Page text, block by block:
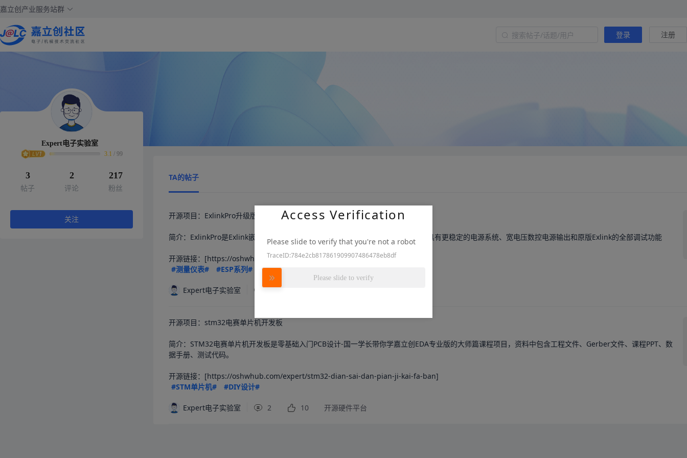
嘉立创产业服务站群
登录 注册
Expert电子实验室
3.1 / 99
3
帖子
2
评论
217
粉丝
关注
TA的帖子
开源项目：ExlinkPro升级版最好用的嵌入式多功能调试器
简介：ExlinkPro是Exlink嵌入式多功能调试器的改进版，主要改进了电源控制板，具有更稳定的电源系统、宽电压数控电源输出和原版Exlink的全部调试功能
#测量仪表#
#ESP系列# #DIY设计#
Expert电子实验室 0
开源项目：stm32电赛单片机开发板
简介：STM32电赛单片机开发板是零基础入门PCB设计-国一学长带你学嘉立创EDA专业版的大师篇课程项目，资料中包含工程文件、Gerber文件、课程PPT、数
据手册、测试代码。
开源链接：[https://oshwhub.com/expert/stm32-dian-sai-dan-pian-ji-kai-fa-ban]
#STM单片机#
#DIY设计#
Expert电子实验室 2 10 开源硬件平台
Access Verification
Please slide to verify that you're not a robot
TraceID:784e2cb817861909907486478eb8df
Please slide to verify